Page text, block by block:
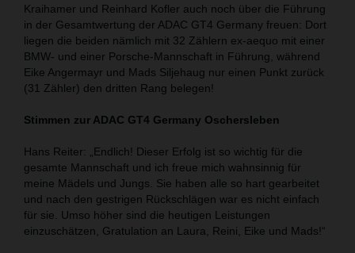
Kraihamer und Reinhard Kofler auch noch über die Führung
in der Gesamtwertung der ADAC GT4 Germany freuen: Dort
liegen die beiden nämlich mit 32 Zählern ex-aequo mit einer
BMW- und einer Porsche-Mannschaft in Führung, während
Eike Angermayr und Mads Siljehaug nur einen Punkt zurück
(31 Zähler) den dritten Rang belegen!
Stimmen zur ADAC GT4 Germany Oschersleben
Hans Reiter: „Endlich! Dieser Erfolg ist so wichtig für die
gesamte Mannschaft und ich freue mich wahnsinnig für
meine Mädels und Jungs. Sie haben alle so hart gearbeitet
und nach den gestrigen Rückschlägen war es nicht einfach
für sie. Umso höher sind die heutigen Leistungen
einzuschätzen, Gratulation an Laura, Reini, Eike und Mads!“